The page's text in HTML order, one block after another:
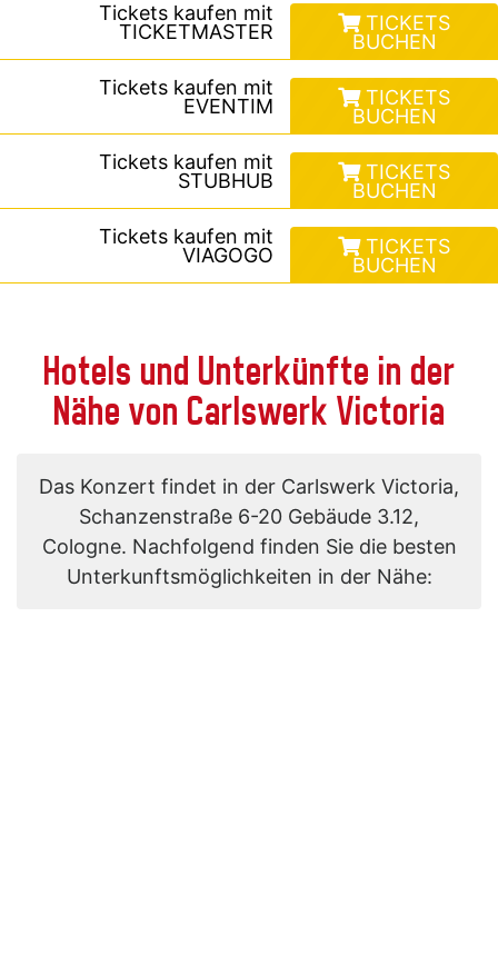
Tickets kaufen mit
TICKETMASTER
TICKETS
BUCHEN
Tickets kaufen mit
EVENTIM
TICKETS
BUCHEN
Tickets kaufen mit
STUBHUB
TICKETS
BUCHEN
Tickets kaufen mit
VIAGOGO
TICKETS
BUCHEN
Hotels und Unterkünfte in der
Nähe von Carlswerk Victoria
Das Konzert findet in der Carlswerk Victoria,
Schanzenstraße 6-20 Gebäude 3.12,
Cologne. Nachfolgend finden Sie die besten
Unterkunftsmöglichkeiten in der Nähe: